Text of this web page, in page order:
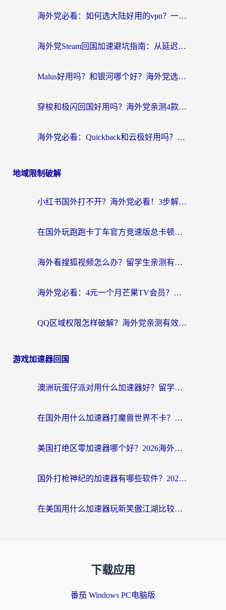
海外党必看：如何选大陆好用的vpn？一篇解决你的回国访问难题
海外党Steam回国加速避坑指南：从延迟卡顿到无缝畅玩，我踩过的坑和最优解
Malus好用吗？和银河哪个好？海外党选回国加速器的避坑指南（附乌克兰玩国内游戏实测）
穿梭和极闪回国好用吗？海外党亲测4款加速器+1个隐藏宝藏
海外党必看：Quickback和云极好用吗？3招教你选对回国加速器（附PC端VPN实测对比）
地域限制破解
小红书国外打不开？海外党必看！3步解决国内影音、生活服务全畅通
在国外玩跑跑卡丁车官方竞速版总卡顿？这篇攻略帮你解决地区限制+低延迟难题
海外看搜狐视频怎么办？留学生亲测有效的回国加速器选择指南
海外党必看：4元一个月芒果TV会员？选对回国加速器就能实现！
QQ区域权限怎样破解？海外党亲测有效的回国加速方案（附看剧看电影神器推荐）
游戏加速器回国
澳洲玩蛋仔派对用什么加速器好？留学生亲测有效的国服游戏加速指南
在国外用什么加速器打魔兽世界不卡？海外党国服游戏流畅指南
美国打绝区零加速器哪个好？2026海外玩家实测指南（附英国部落冲突梦幻西游加速技巧）
国外打枪神纪的加速器有哪些软件？2026海外玩家亲测实用指南
在美国用什么加速器玩新笑傲江湖比较好一点？海外玩家亲测的靠谱方案
下载应用
番茄 Windows PC电脑版